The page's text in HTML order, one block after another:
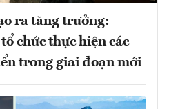
ra tăng trưởng:
chức thực hiện các
trong giai đoạn mới